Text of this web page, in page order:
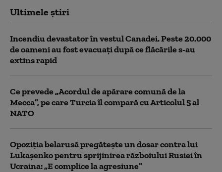
Ultimele știri
Incendiu devastator în vestul Canadei. Peste 20.000
de oameni au fost evacuați după ce flăcările s-au
extins rapid
Ce prevede „Acordul de apărare comună de la
Mecca”, pe care Turcia îl compară cu Articolul 5 al
NATO
Opoziția belarusă pregătește un dosar contra lui
Lukașenko pentru sprijinirea războiului Rusiei în
Ucraina: „E complice la agresiune”